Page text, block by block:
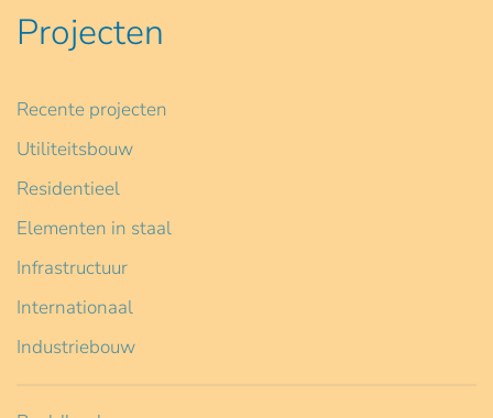
Projecten
Recente projecten
Utiliteitsbouw
Residentieel
Elementen in staal
Infrastructuur
Internationaal
Industriebouw